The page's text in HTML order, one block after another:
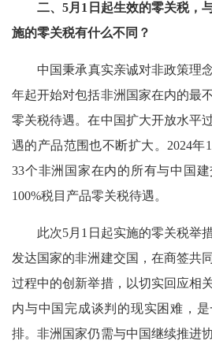
二、5月1日起生效的零关税，
施的零关税有什么不同？
中国秉承真实亲诚对非政策理念
年起开始对包括非洲国家在内的最
零关税待遇。在中国扩大开放水平
遇的产品范围也不断扩大。2024年
33个非洲国家在内的所有与中国
100%税目产品零关税待遇。
此次5月1日起实施的零关税举
发达国家的非洲建交国，在商签共
过程中的创新举措，以切实回应相
内与中国完成谈判的现实困难，
排。非洲国家仍需与中国继续推进